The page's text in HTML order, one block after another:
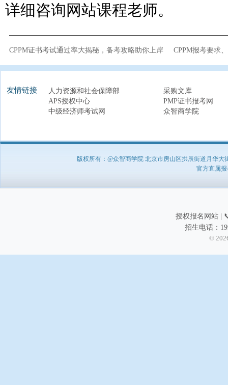
详细咨询网站课程老师。
CPPM证书考试通过率大揭秘，备考攻略助你上岸 CPPM报考要求
友情链接 人力资源和社会保障部
采购文库
APS授权中心
PMP证书报考网
中级经济师考试网
众智商学院
版权所有：@众智商学院 北京市房山区拱辰街道月华
官方直属报
授权报名网站 |
招生电话：
©